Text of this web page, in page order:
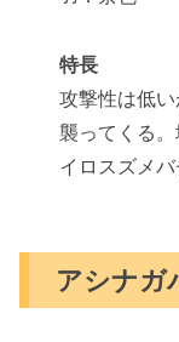
特長
攻撃性は低
襲ってくる
イロスズメバ
アシナガ